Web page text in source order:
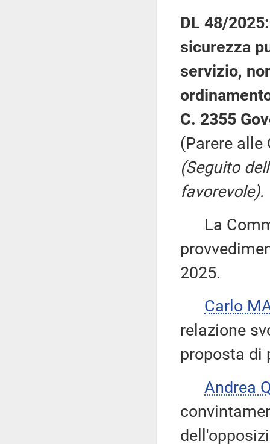
DL 48/
sicurezza
servizio,
C. 2355
(Parere
(Seguito
favorevole).
La
2025.
Carlo
relazione
proposta di
Andrea